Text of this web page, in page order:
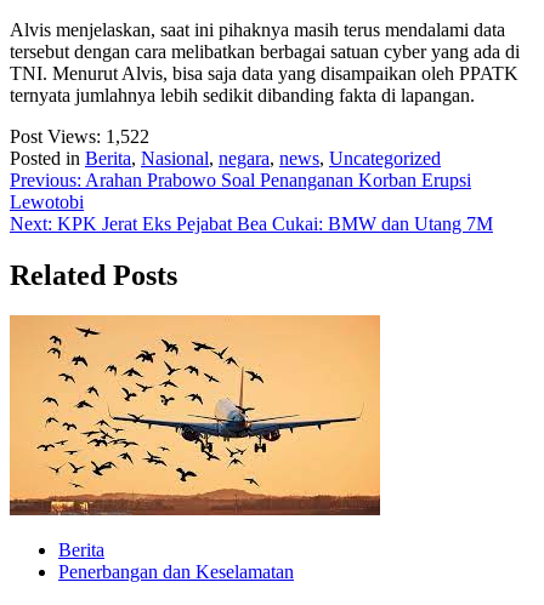
Alvis menjelaskan, saat ini pihaknya masih terus mendalami data
tersebut dengan cara melibatkan berbagai satuan cyber yang ada di
TNI. Menurut Alvis, bisa saja data yang disampaikan oleh PPATK
ternyata jumlahnya lebih sedikit dibanding fakta di lapangan.
Post Views: 1,522
Posted in Berita, Nasional, negara, news, Uncategorized
Post
navigation
Previous: Arahan Prabowo Soal Penanganan Korban Erupsi
Lewotobi
Next: KPK Jerat Eks Pejabat Bea Cukai: BMW dan Utang 7M
Related Posts
Berita
Penerbangan dan Keselamatan